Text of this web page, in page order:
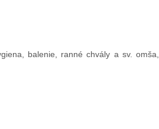
balenie, ranné chvály a sv. omša,